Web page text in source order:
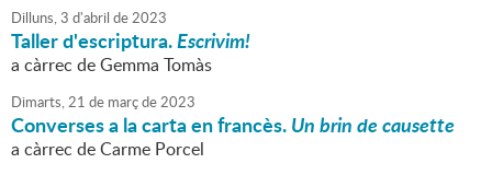
Dilluns,3 d'abril de2023
Taller d'escriptura.Escrivim!
a càrrec de Gemma Tomàs
Dimarts,21 de marçde2023
Converses a la carta en francès.Un brin de causette
a càrrec de Carme Porcel